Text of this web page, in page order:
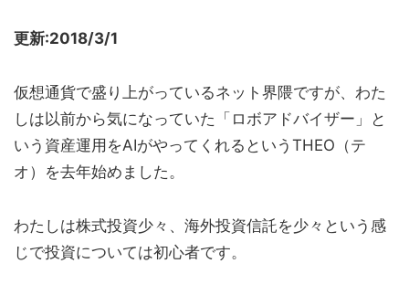
更新:2018/3/1
仮想通貨で盛り上がっているネット界隈ですが、わた
しは以前から気になっていた「ロボアドバイザー」と
いう資産運用をAIがやってくれるというTHEO（テ
オ）を去年始めました。
わたしは株式投資少々、海外投資信託を少々という感
じで投資については初心者です。